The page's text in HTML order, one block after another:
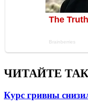
ЧИТАЙТЕ
Курс гривны